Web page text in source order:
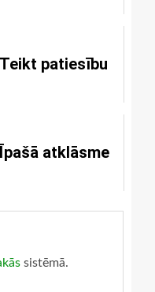
Teikt patiesību
Īpašā atklāsme
sistēmā.